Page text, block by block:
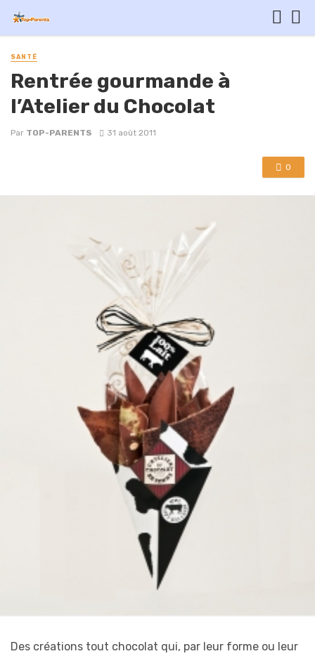
SANTÉ
Rentrée gourmande à
l’Atelier du Chocolat
Par TOP-PARENTS 31 août 2011
0
Des créations tout chocolat qui, par leur forme ou leur